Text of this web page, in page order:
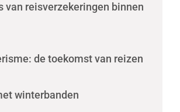
van reisverzekeringen binnen
de toekomst van reizen
winterbanden